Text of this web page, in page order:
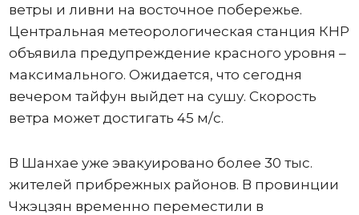
ветры и ливни на восточное побережье.
Центральная метеорологическая станция КНР
объявила предупреждение красного уровня –
максимального. Ожидается, что сегодня
вечером тайфун выйдет на сушу. Скорость
ветра может достигать 45 м/с.
В Шанхае уже эвакуировано более 30 тыс.
жителей прибрежных районов. В провинции
Чжэцзян временно переместили в